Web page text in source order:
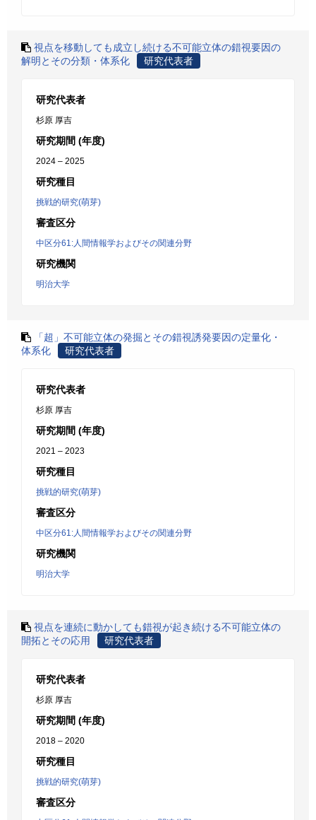
視点を移動しても成立し続ける不可能立体の錯視要因の
解明とその分類・体系化
研究代表者
研究代表者
杉原 厚吉
研究期間 (年度)
2024 – 2025
研究種目
挑戦的研究(萌芽)
審査区分
中区分61:人間情報学およびその関連分野
研究機関
明治大学
「超」不可能立体の発掘とその錯視誘発要因の定量化・
体系化
研究代表者
研究代表者
杉原 厚吉
研究期間 (年度)
2021 – 2023
研究種目
挑戦的研究(萌芽)
審査区分
中区分61:人間情報学およびその関連分野
研究機関
明治大学
視点を連続に動かしても錯視が起き続ける不可能立体の
開拓とその応用
研究代表者
研究代表者
杉原 厚吉
研究期間 (年度)
2018 – 2020
研究種目
挑戦的研究(萌芽)
審査区分